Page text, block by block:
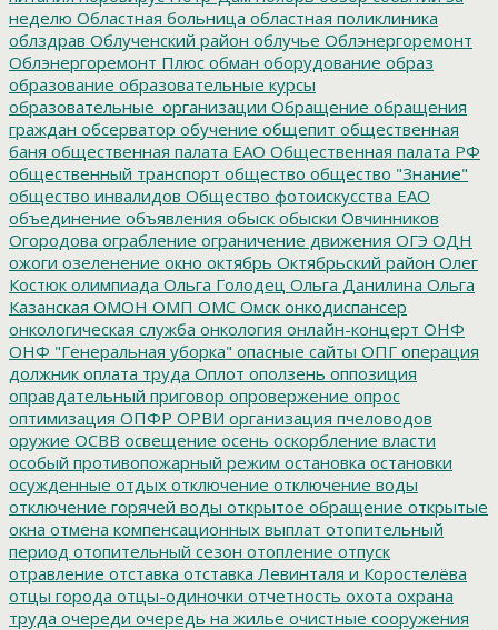
неделю Областная больница областная поликлиника
облздрав Облученский район облучье Облэнергоремонт
Облэнергоремонт Плюс обман оборудование образ
образование образовательные курсы
образовательные_организации Обращение обращения
граждан обсерватор обучение общепит общественная
баня общественная палата ЕАО Общественная палата РФ
общественный транспорт общество общество "Знание"
общество инвалидов Общество фотоискусства ЕАО
объединение объявления обыск обыски Овчинников
Огородова ограбление ограничение движения ОГЭ ОДН
ожоги озеленение окно октябрь Октябрьский район Олег
Костюк олимпиада Ольга Голодец Ольга Данилина Ольга
Казанская ОМОН ОМП ОМС Омск онкодиспансер
онкологическая служба онкология онлайн-концерт ОНФ
ОНФ "Генеральная уборка" опасные сайты ОПГ операция
должник оплата труда Оплот оползень оппозиция
оправдательный приговор опровержение опрос
оптимизация ОПФР ОРВИ организация пчеловодов
оружие ОСВВ освещение осень оскорбление власти
особый противопожарный режим остановка остановки
осужденные отдых отключение отключение воды
отключение горячей воды открытое обращение открытые
окна отмена компенсационных выплат отопительный
период отопительный сезон отопление отпуск
отравление отставка отставка Левинталя и Коростелёва
отцы города отцы-одиночки отчетность охота охрана
труда очереди очередь на жилье очистные сооружения